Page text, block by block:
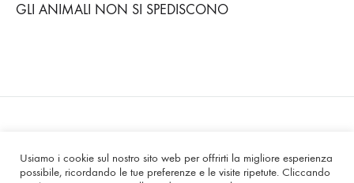
GLI ANIMALI NON SI SPEDISCONO
©2025 Rettiljungle All rights reserved
Rettil Jungle di Cinzia Marchi | Via Copernico, 47 20125 Milano
Usiamo i cookie sul nostro sito web per offrirti la migliore esperienza
possibile, ricordando le tue preferenze e le visite ripetute. Cliccando